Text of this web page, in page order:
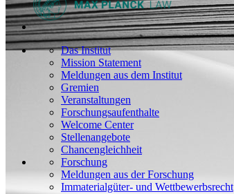
Das Institut
Mission Statement
Meldungen aus dem Institut
Gremien
Veranstaltungen
Forschungsaufenthalte
Welcome Center
Stellenangebote
Chancengleichheit
Forschung
Meldungen aus der Forschung
Immaterialgüter- und Wettbewerbsrecht